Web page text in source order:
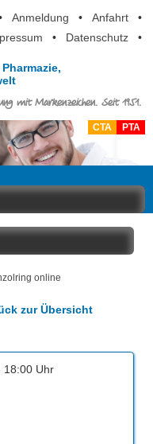
Anmeldung • Anfahrt
•
• Datenschutz •
mit Markenzeichen. Seit 1951.
CTA PTA
online
zur Übersicht
18:00 Uhr